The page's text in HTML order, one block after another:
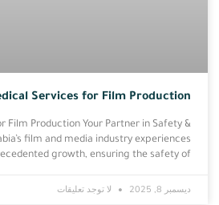
Services for Film Production
Film Production Your Partner in Safety &
film and media industry experiences
growth, ensuring the safety of
ديسمبر 8, 2025 لا توجد تعليقات